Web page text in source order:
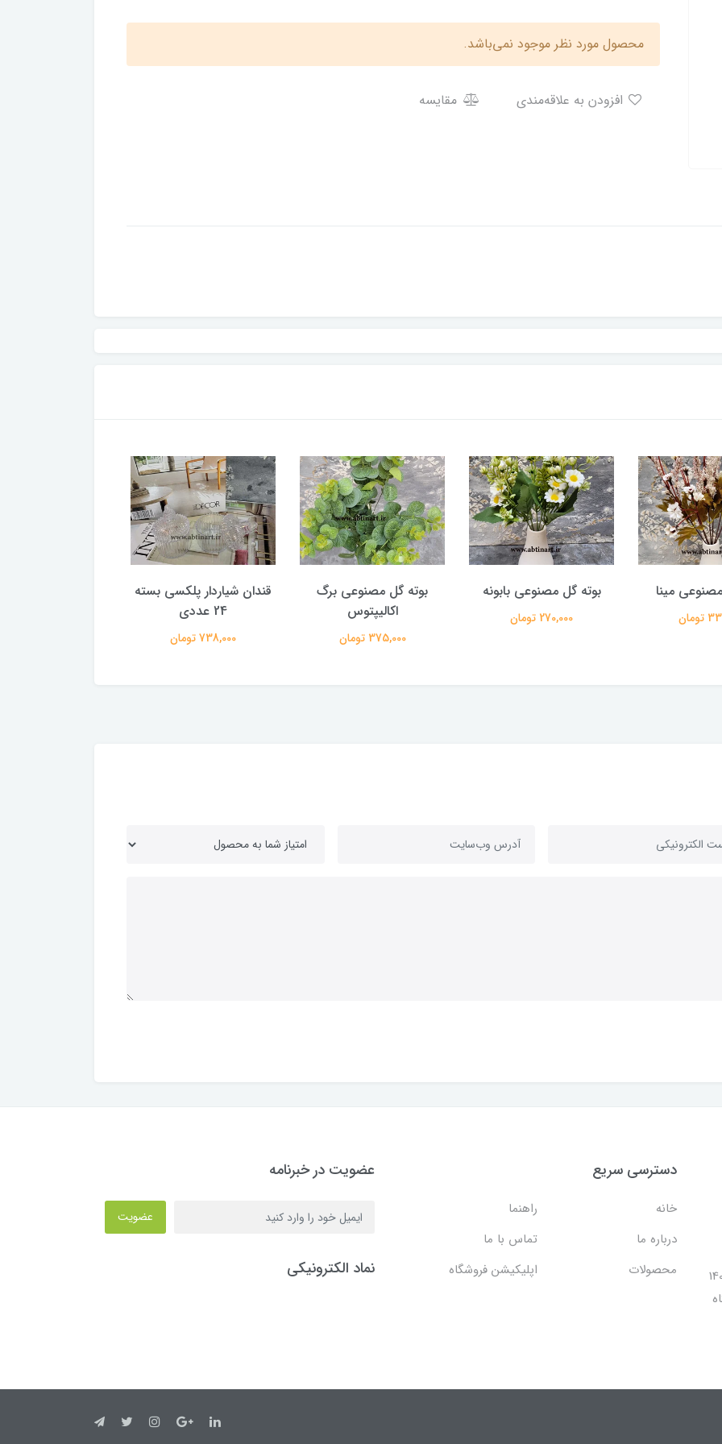
محصول مورد نظر موجود نمی‌باشد.
مقایسه
مینا بوته گل مصنوعی بابونه
270,000 تومان
بوته گل مصنوعی برگ
اکالیپتوس
375,000 تومان
قندان شیاردار پلکسی بسته
24 عددی
738,000 تومان
شعبه مرکزی در فضایی بالغ بر 140
دسترسی سریع
خانه
راهنما
درباره ما
تماس با ما
محصولات
اپلیکیشن فروشگاه
عضویت در خبرنامه
عضویت
نماد الکترونیکی